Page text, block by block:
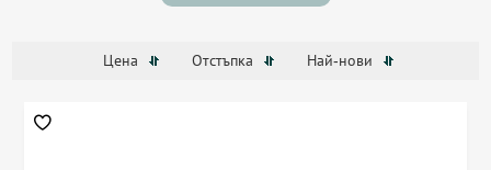
Цена Отстъпка Най-нови